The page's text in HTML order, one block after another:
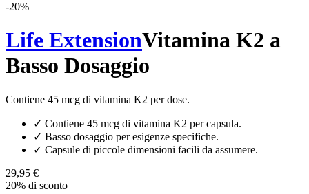
-20%
Life ExtensionVitamina K2 a
Basso Dosaggio
Contiene 45 mcg di vitamina K2 per dose.
✓ Contiene 45 mcg di vitamina K2 per capsula.
✓ Basso dosaggio per esigenze specifiche.
✓ Capsule di piccole dimensioni facili da assumere.
29,95 €
20% di sconto